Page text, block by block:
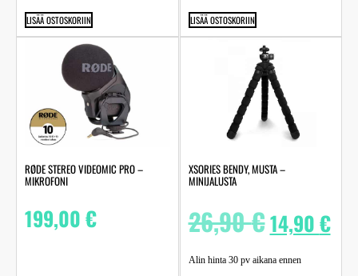
LISÄÄ OSTOSKORIIN LISÄÄ OSTOSKORIIN
RØDE STEREO VIDEOMIC PRO –
MIKROFONI
199,00€
XSORIES BENDY, MUSTA –
MINIJALUSTA
26,90€14,90€
Alin hinta 30 pv aikana ennen